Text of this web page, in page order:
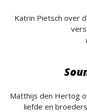
Katrin Pietsch over
Matthijs den Hertog
liefde en